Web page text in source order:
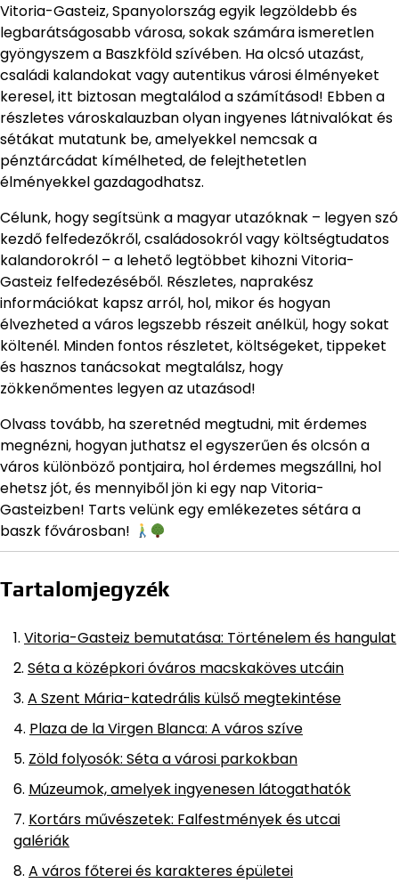
Vitoria-Gasteiz, Spanyolország egyik legzöldebb és
legbarátságosabb városa, sokak számára ismeretlen
gyöngyszem a Baszkföld szívében. Ha olcsó utazást,
családi kalandokat vagy autentikus városi élményeket
keresel, itt biztosan megtalálod a számításod! Ebben a
részletes városkalauzban olyan ingyenes látnivalókat és
sétákat mutatunk be, amelyekkel nemcsak a
pénztárcádat kímélheted, de felejthetetlen
élményekkel gazdagodhatsz.
Célunk, hogy segítsünk a magyar utazóknak – legyen szó
kezdő felfedezőkről, családosokról vagy költségtudatos
kalandorokról – a lehető legtöbbet kihozni Vitoria-
Gasteiz felfedezéséből. Részletes, naprakész
információkat kapsz arról, hol, mikor és hogyan
élvezheted a város legszebb részeit anélkül, hogy sokat
költenél. Minden fontos részletet, költségeket, tippeket
és hasznos tanácsokat megtalálsz, hogy
zökkenőmentes legyen az utazásod!
Olvass tovább, ha szeretnéd megtudni, mit érdemes
megnézni, hogyan juthatsz el egyszerűen és olcsón a
város különböző pontjaira, hol érdemes megszállni, hol
ehetsz jót, és mennyiből jön ki egy nap Vitoria-
Gasteizben! Tarts velünk egy emlékezetes sétára a
baszk fővárosban!
Tartalomjegyzék
Vitoria-Gasteiz bemutatása: Történelem és hangulat
Séta a középkori óváros macskaköves utcáin
A Szent Mária-katedrális külső megtekintése
Plaza de la Virgen Blanca: A város szíve
Zöld folyosók: Séta a városi parkokban
Múzeumok, amelyek ingyenesen látogathatók
Kortárs művészetek: Falfestmények és utcai
galériák
A város főterei és karakteres épületei